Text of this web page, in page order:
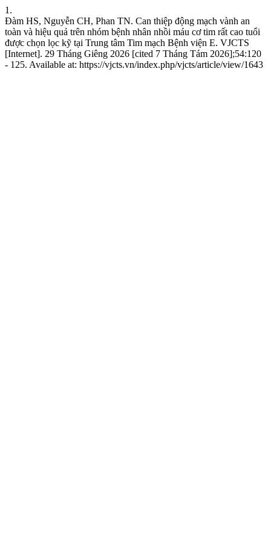
1.
Đàm HS, Nguyễn CH, Phan TN. Can thiệp động mạch vành an
toàn và hiệu quả trên nhóm bệnh nhân nhồi máu cơ tim rất cao tuổi
được chọn lọc kỹ tại Trung tâm Tim mạch Bệnh viện E. VJCTS
[Internet]. 29 Tháng Giêng 2026 [cited 7 Tháng Tám 2026];54:120
- 125. Available at: https://vjcts.vn/index.php/vjcts/article/view/1643